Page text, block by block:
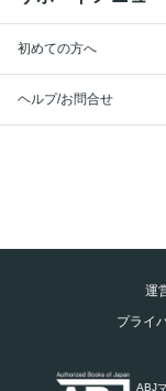
初めての方へ
ヘルプ/お問合せ
運
プライ
ABJ